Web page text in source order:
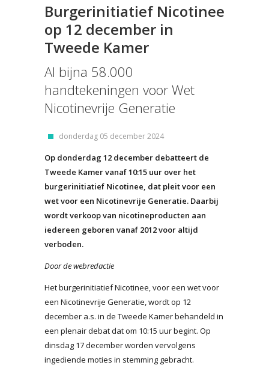
Burgerinitiatief Nicotinee
op 12 december in
Tweede Kamer
Al bijna 58.000
handtekeningen voor Wet
Nicotinevrije Generatie
donderdag 05 december 2024
Op donderdag 12 december debatteert de
Tweede Kamer vanaf 10:15 uur over het
burgerinitiatief Nicotinee, dat pleit voor een
wet voor een Nicotinevrije Generatie. Daarbij
wordt verkoop van nicotineproducten aan
iedereen geboren vanaf 2012 voor altijd
verboden.
Door de webredactie
Het burgerinitiatief Nicotinee, voor een wet voor
een Nicotinevrije Generatie, wordt op 12
december a.s. in de Tweede Kamer behandeld in
een plenair debat dat om 10:15 uur begint. Op
dinsdag 17 december worden vervolgens
ingediende moties in stemming gebracht.